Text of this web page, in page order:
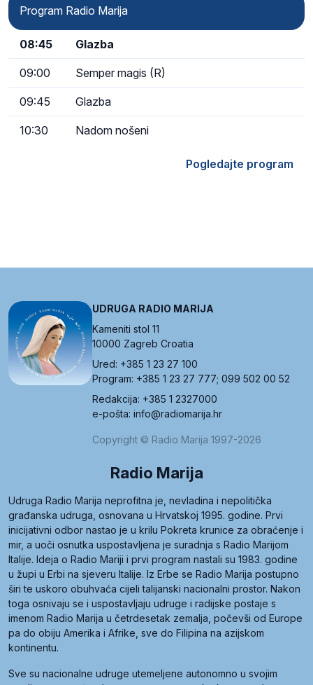
Program Radio Marija
08:45 Glazba
09:00 Semper magis (R)
09:45 Glazba
10:30 Nadom nošeni
Pogledajte program
UDRUGA RADIO MARIJA
Kameniti stol 11
10000 Zagreb Croatia
Ured: +385 1 23 27 100
Program: +385 1 23 27 777; 099 502 00 52
Redakcija: +385 1 2327000
e-pošta: info@radiomarija.hr
Copyright © Radio Marija 1997-2026
Radio Marija
Udruga Radio Marija neprofitna je, nevladina i nepolitička
građanska udruga, osnovana u Hrvatskoj 1995. godine. Prvi
inicijativni odbor nastao je u krilu Pokreta krunice za obraćenje i
mir, a uoči osnutka uspostavljena je suradnja s Radio Marijom
Italije. Ideja o Radio Mariji i prvi program nastali su 1983. godine
u župi u Erbi na sjeveru Italije. Iz Erbe se Radio Marija postupno
širi te uskoro obuhvaća cijeli talijanski nacionalni prostor. Nakon
toga osnivaju se i uspostavljaju udruge i radijske postaje s
imenom Radio Marija u četrdesetak zemalja, počevši od Europe
pa do obiju Amerika i Afrike, sve do Filipina na azijskom
kontinentu.
Sve su nacionalne udruge utemeljene autonomno u svojim